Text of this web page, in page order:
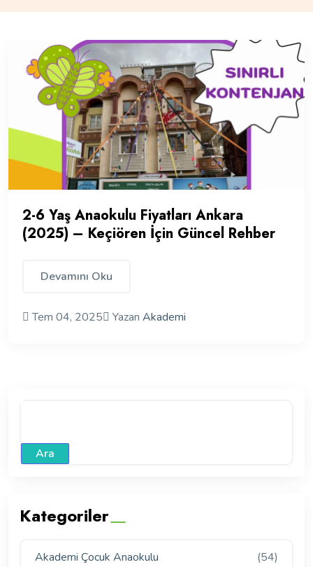
2-6 Yaş Anaokulu Fiyatları Ankara
(2025) – Keçiören İçin Güncel Rehber
Devamını Oku
Tem 04, 2025 Yazan Akademi
Ara
Kategoriler
Akademi Çocuk Anaokulu (54)